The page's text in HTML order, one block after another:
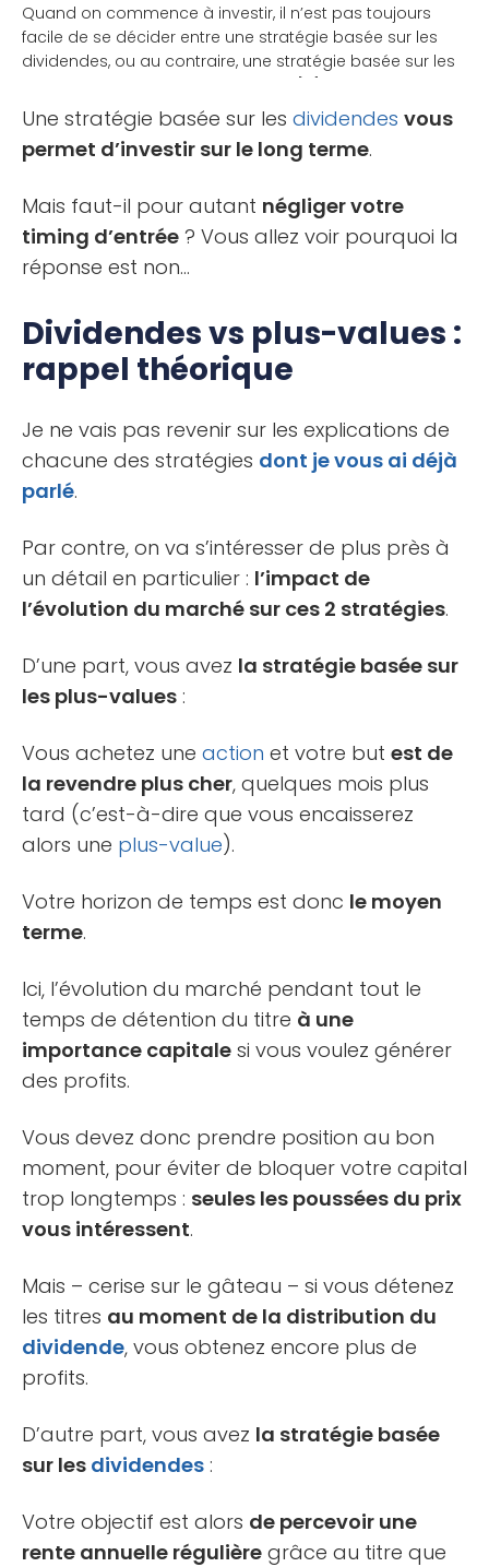
Quand on commence à investir, il n’est pas toujours
facile de se décider entre une stratégie basée sur les
dividendes, ou au contraire, une stratégie basée sur les
plus-values. Il s’agit de la fameuse [...]
Une stratégie basée sur les dividendes vous
permet d’investir sur le long terme.
Mais faut-il pour autant négliger votre
timing d’entrée ? Vous allez voir pourquoi la
réponse est non…
Dividendes vs plus-values :
rappel théorique
Je ne vais pas revenir sur les explications de
chacune des stratégies dont je vous ai déjà
parlé.
Par contre, on va s’intéresser de plus près à
un détail en particulier : l’impact de
l’évolution du marché sur ces 2 stratégies.
D’une part, vous avez la stratégie basée sur
les plus-values :
Vous achetez une action et votre but est de
la revendre plus cher, quelques mois plus
tard (c’est-à-dire que vous encaisserez
alors une plus-value).
Votre horizon de temps est donc le moyen
terme.
Ici, l’évolution du marché pendant tout le
temps de détention du titre à une
importance capitale si vous voulez générer
des profits.
Vous devez donc prendre position au bon
moment, pour éviter de bloquer votre capital
trop longtemps : seules les poussées du prix
vous intéressent.
Mais – cerise sur le gâteau – si vous détenez
les titres au moment de la distribution du
dividende, vous obtenez encore plus de
profits.
D’autre part, vous avez la stratégie basée
sur les dividendes :
Votre objectif est alors de percevoir une
rente annuelle régulière grâce au titre que